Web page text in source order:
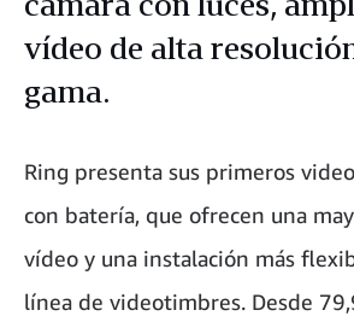
vídeo de alta
gama.
Ring presenta sus primeros
con batería, que ofrecen una
vídeo y una instalación más
línea de videotimbres. Desde